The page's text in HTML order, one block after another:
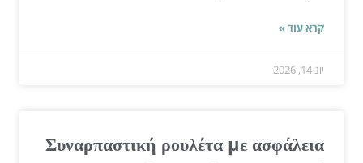
קרא עוד »
יונ 14, 2026
Συναρπαστική ρουλέτα με ασφάλεια